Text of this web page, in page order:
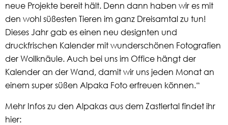
neue Projekte bereit hält. Denn dann haben wir es mit
den wohl süßesten Tieren im ganz Dreisamtal zu tun!
Dieses Jahr gab es einen neu designten und
druckfrischen Kalender mit wunderschönen Fotografien
der Wollknäule. Auch bei uns im Office hängt der
Kalender an der Wand, damit wir uns jeden Monat an
einem super süßen Alpaka Foto erfreuen können.“
Mehr Infos zu den Alpakas aus dem Zastlertal findet ihr
hier: